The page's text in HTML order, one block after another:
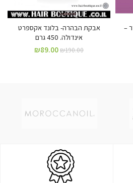
–
אבקת הבהרה- בלונד אקספרט
אינדולה. 450 גרם
₪190.00
₪89.00